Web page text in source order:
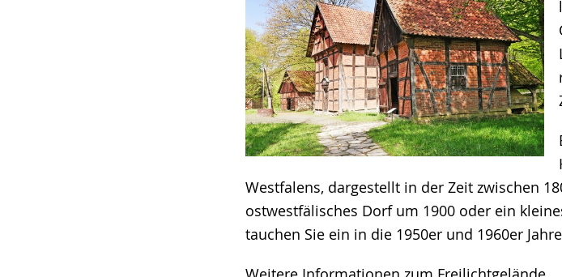
Westfalens, dargestellt in der Zeit zwischen
ostwestfälisches Dorf um 1900 oder ein
tauchen Sie ein in die 1950er und 1960er